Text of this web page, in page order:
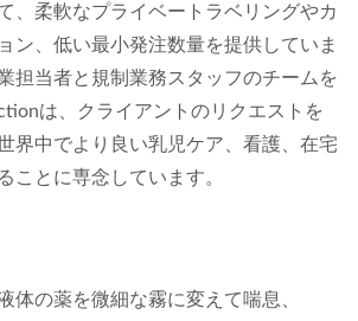
、柔軟なプライベートラベリングやカ
ン、低い最小発注数量を提供していま
担当者と規制業務スタッフのチームを
は、クライアントのリクエストを
界中でより良い乳児ケア、看護、在宅
ことに専念しています。
体の薬を微細な霧に変えて喘息、